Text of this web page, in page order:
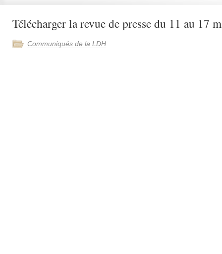
Télécharger la revue de presse du 11 au 17
Communiqués de la LDH